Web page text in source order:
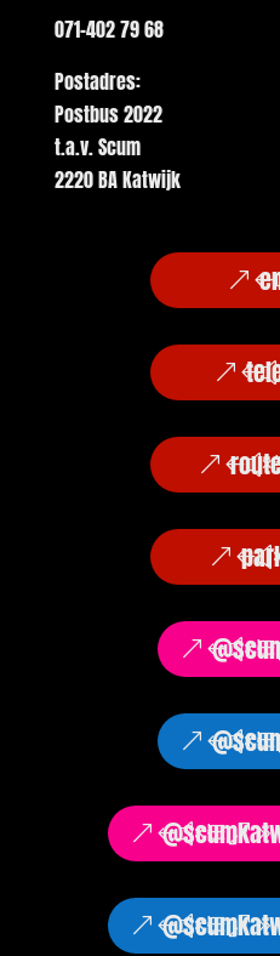
071-402 79 68
Postadres:
Postbus 2022
t.a.v. Scum
2220 BA Katwijk